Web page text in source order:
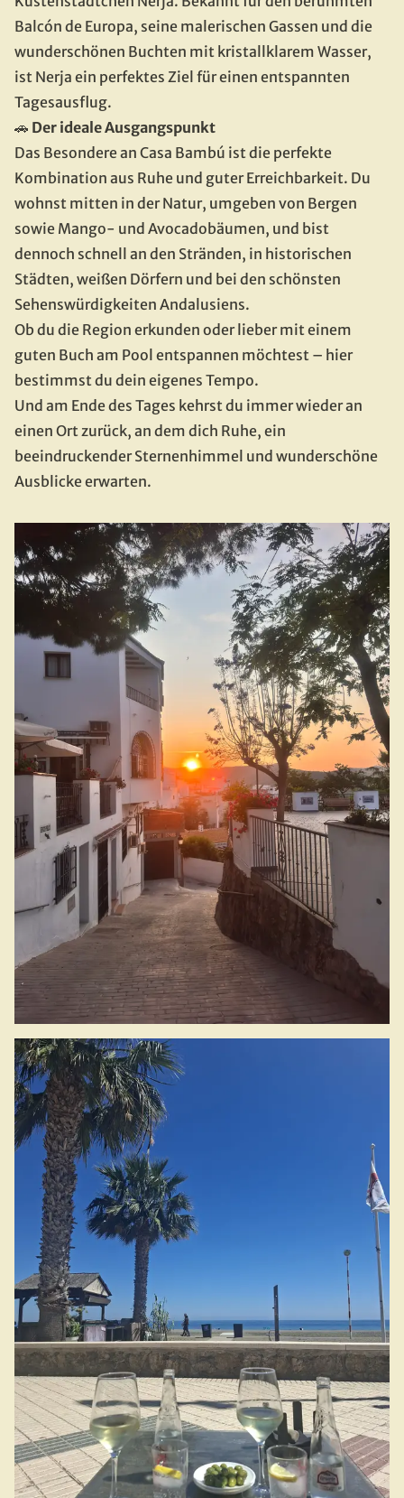
Balcón de Europa, seine malerischen Gassen und die
wunderschönen Buchten mit kristallklarem Wasser,
ist Nerja ein perfektes Ziel für einen entspannten
Tagesausflug.
🚗 Der ideale Ausgangspunkt
Das Besondere an Casa Bambú ist die perfekte
Kombination aus Ruhe und guter Erreichbarkeit. Du
wohnst mitten in der Natur, umgeben von Bergen
sowie Mango- und Avocadobäumen, und bist
dennoch schnell an den Stränden, in historischen
Städten, weißen Dörfern und bei den schönsten
Sehenswürdigkeiten Andalusiens.
Ob du die Region erkunden oder lieber mit einem
guten Buch am Pool entspannen möchtest – hier
bestimmst du dein eigenes Tempo.
Und am Ende des Tages kehrst du immer wieder an
einen Ort zurück, an dem dich Ruhe, ein
beeindruckender Sternenhimmel und wunderschöne
Ausblicke erwarten.